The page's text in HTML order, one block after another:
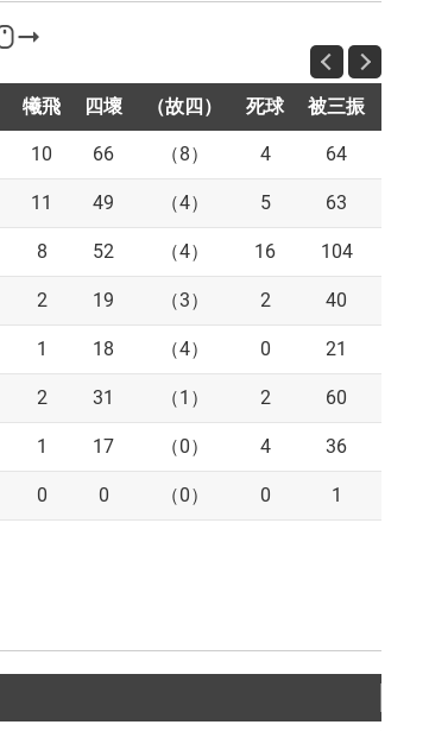
犧飛 四壞 （故四） 死球 被三振
10 66 （8） 4 64
11 49 （4） 5 63
8 52 （4） 16 104
2 19 （3） 2 40
1 18 （4） 0 21
2 31 （1） 2 60
1 17 （0） 4 36
0 0 （0） 0 1